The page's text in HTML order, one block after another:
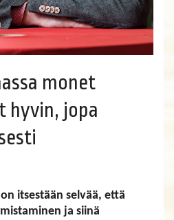
monet
hyvin, jopa
itsestään selvää, että
ja siinä